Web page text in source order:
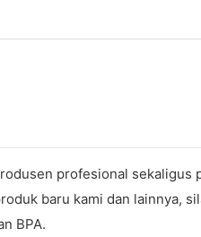
profesional
baru kami dan lainnya,
BPA.